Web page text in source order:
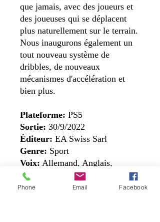
que jamais, avec des joueurs et
des joueuses qui se déplacent
plus naturellement sur le terrain.
Nous inaugurons également un
tout nouveau système de
dribbles, de nouveaux
mécanismes d'accélération et
bien plus.
Plateforme: PS5
Sortie: 30/9/2022
Éditeur: EA Swiss Sarl
Genre: Sport
Voix: Allemand, Anglais,
Espagnol, Espagnol (Mexique),
Français (France), Italien,
Phone Email Facebook